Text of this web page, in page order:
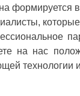
на нас
технологии